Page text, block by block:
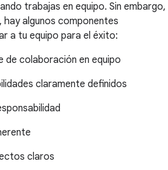
trabajas en equipo. Sin embargo,
algunos componentes
a tu equipo para el éxito:
de colaboración en equipo
claramente definidos
claros